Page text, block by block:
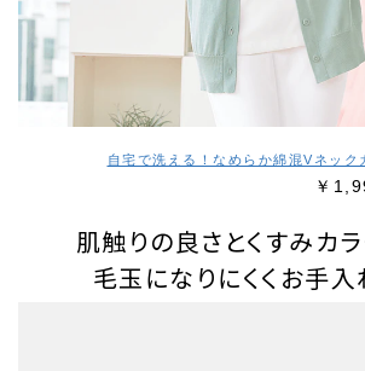
自宅で洗える！なめらか綿混Vネッ
￥
肌触りの良さとくすみカ
毛玉になりにくくお手入